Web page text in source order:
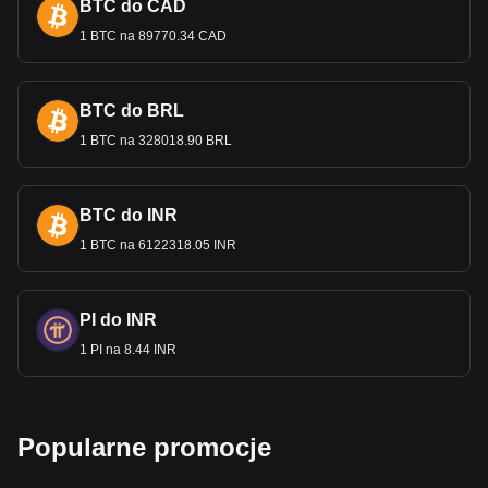
USD zakończyło się w 1946 r., a ich obieg formalnie
wstrzymano w 1969 r. Nowoczesne banknoty amerykańskiej
Amerykański Mennica produkuje również monety o
nominałach 1 centa (grosz), 5 cen
(dziesięciocentówka), 25 centów (ćwierćdolarówka), 50
codziennych transakcji, a także obejmują wersje
kolekcjonerskie i okolicznościowe.
Światowa waluta rezerwowa
rezerwowej jest zakorzeniony w zbiegu wydarzeń
historycznych i strategii gospodarczych. Powstając jako
znacznych rezerw złota podczas I wojny światowej.
Kluczowe porozumienie z Bretton Woods w 1944 r., w
BTC do CAD
1 BTC na 89770.34 CAD
BTC do BRL
1 BTC na 328018.90 BRL
BTC do INR
1 BTC na 6122318.05 INR
PI do INR
1 PI na 8.44 INR
Popularne promocje